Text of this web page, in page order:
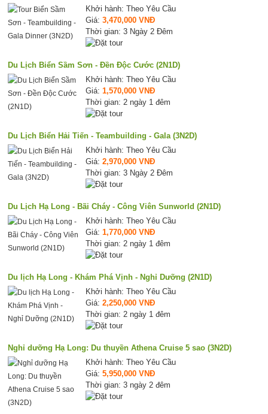
Khởi hành: Theo Yêu Cầu
Giá:3,470,000 VNĐ
Thời gian: 3 Ngày 2 Đêm
Du Lịch Biển Sầm Sơn - Đền Độc Cước (2N1D)
Khởi hành: Theo Yêu Cầu
Giá:1,570,000 VNĐ
Thời gian: 2 ngày 1 đêm
Du Lịch Biển Hải Tiến - Teambuilding - Gala (3N2D)
Khởi hành: Theo Yêu Cầu
Giá:2,970,000 VNĐ
Thời gian: 3 Ngày 2 Đêm
Du Lịch Hạ Long - Bãi Cháy - Công Viên Sunworld (2N1D)
Khởi hành: Theo Yêu Cầu
Giá:1,770,000 VNĐ
Thời gian: 2 ngày 1 đêm
Du lịch Hạ Long - Khám Phá Vịnh - Nghỉ Dưỡng (2N1D)
Khởi hành: Theo Yêu Cầu
Giá:2,250,000 VNĐ
Thời gian: 2 ngày 1 đêm
Nghỉ dưỡng Hạ Long: Du thuyền Athena Cruise 5 sao (3N2D)
Khởi hành: Theo Yêu Cầu
Giá:5,950,000 VNĐ
Thời gian: 3 ngày 2 đêm